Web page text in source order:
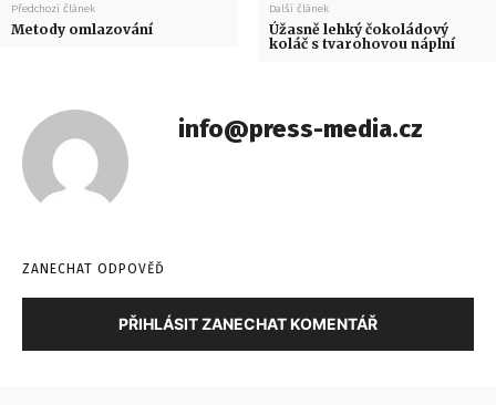
Předchozí článek
Metody omlazování
Další článek
Úžasně lehký čokoládový
koláč s tvarohovou náplní
info@press-media.cz
ZANECHAT ODPOVĚĎ
PŘIHLÁSIT ZANECHAT KOMENTÁŘ